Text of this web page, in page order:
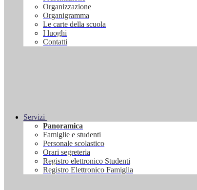
Organizzazione
Organigramma
Le carte della scuola
I luoghi
Contatti
Servizi
Panoramica
Famiglie e studenti
Personale scolastico
Orari segreteria
Registro elettronico Studenti
Registro Elettronico Famiglia